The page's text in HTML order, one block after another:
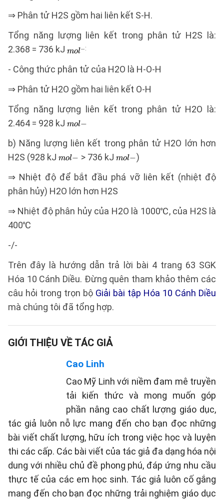
⇒ Phân tử H2S gồm hai liên kết S-H.
Tổng năng lượng liên kết trong phân tử H2S là:
2.368 = 736 kJ
- Công thức phân tử của H2O là H-O-H
⇒ Phân tử H2O gồm hai liên kết O-H
Tổng năng lượng liên kết trong phân tử H2O là:
2.464 = 928 kJ
b) Năng lượng liên kết trong phân tử H2O lớn hơn
H2S (928 kJ
> 736 kJ
)
⇒ Nhiệt độ để bắt đầu phá vỡ liên kết (nhiệt độ
phân hủy) H2O lớn hơn H2S
⇒ Nhiệt độ phân hủy của H2O là 1000℃, của H2S là
400℃
-/-
Trên đây là hướng dẫn trả lời bài 4 trang 63 SGK
Hóa 10 Cánh Diều. Đừng quên tham khảo thêm các
câu hỏi trong trọn bộ Giải bài tập Hóa 10 Cánh Diều
mà chúng tôi đã tổng hợp.
GIỚI THIỆU VỀ TÁC GIẢ
Cao Linh
Cao Mỹ Linh với niềm đam mê truyền
tải kiến thức và mong muốn góp
phần nâng cao chất lượng giáo dục,
tác giả luôn nỗ lực mang đến cho bạn đọc những
bài viết chất lượng, hữu ích trong việc học và luyện
thi các cấp. Các bài viết của tác giả đa dạng hóa nội
dung với nhiều chủ đề phong phú, đáp ứng nhu cầu
thực tế của các em học sinh. Tác giả luôn cố gắng
mang đến cho bạn đọc những trải nghiệm giáo dục